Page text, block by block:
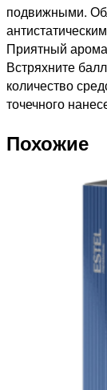
подвижными.
Приятный
Встряхните
количество
точечного
Похожие